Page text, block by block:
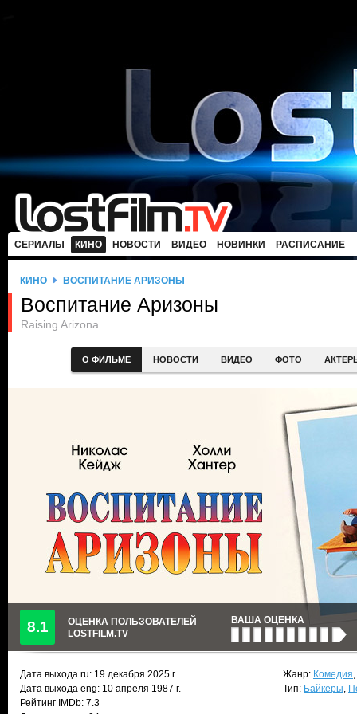
СЕРИАЛЫ КИНО НОВОСТИ ВИДЕО НОВИНКИ РАСПИСАНИЕ
КИНО ВОСПИТАНИЕ АРИЗОНЫ
Воспитание Аризоны
Raising Arizona
О ФИЛЬМЕ НОВОСТИ ВИДЕО ФОТО
8.1
ОЦЕНКА ПОЛЬЗОВАТЕЛЕЙ
LOSTFILM.TV
ВАША ОЦЕНКА
Дата выхода ru: 19 декабря 2025 г.
Дата выхода eng: 10 апреля 1987 г.
Рейтинг IMDb: 7.3
Жанр: Комедия,
Тип: Байкеры,